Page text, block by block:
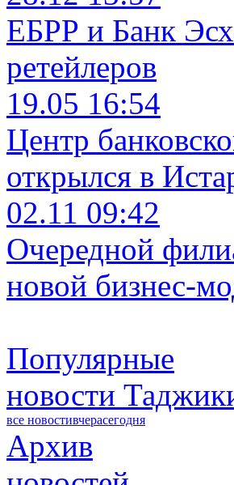
ЕБРР и Банк
ретейлеров
19.05 16:54
Центр
открылся в
02.11 09:42
Очередной
новой бизнес-
Популярные
новости
все новостивчерасегодня
Архив